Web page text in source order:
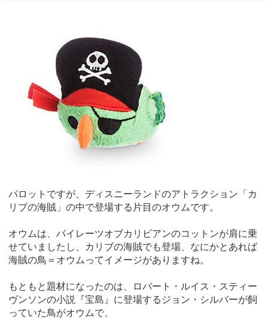
パロットですが、ディスニーランドのアトラクション「カ
リブの海賊」の中で登場する片目のオウムです。
オウムは、パイレーツオブカリビアンのコットンが肩に乗
せていましたし、カリブの海賊でも登場、なにかとあれば
海賊の鳥＝オウムってイメージがありますね。
もともと題材になったのは、ロバート・ルイス・スティー
ヴンソンの小説『宝島』に登場するジョン・シルバーが飼
っていた鳥がオウムで、